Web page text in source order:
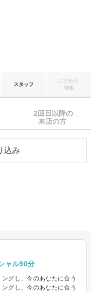
スタッフ
こだわり
特集
2回目以降の
来店の方
込み
ャル90分
グし、今のあなたに合う
グし、今のあなたに合う